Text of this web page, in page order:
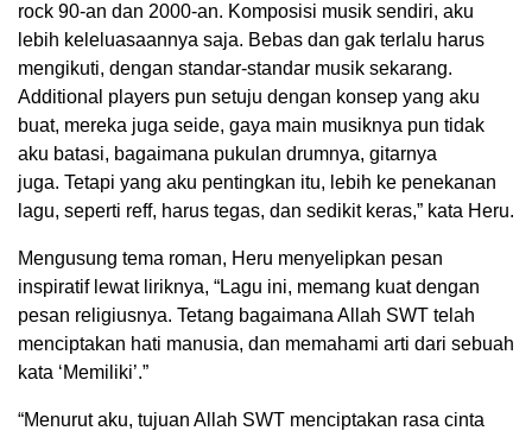
rock 90-an dan 2000-an. Komposisi musik sendiri, aku
lebih keleluasaannya saja. Bebas dan gak terlalu harus
mengikuti, dengan standar-standar musik sekarang.
Additional players pun setuju dengan konsep yang aku
buat, mereka juga seide, gaya main musiknya pun tidak
aku batasi, bagaimana pukulan drumnya, gitarnya
juga. Tetapi yang aku pentingkan itu, lebih ke penekanan
lagu, seperti reff, harus tegas, dan sedikit keras,” kata Heru.
Mengusung tema roman, Heru menyelipkan pesan
inspiratif lewat liriknya, “Lagu ini, memang kuat dengan
pesan religiusnya. Tetang bagaimana Allah SWT telah
menciptakan hati manusia, dan memahami arti dari sebuah
kata ‘Memiliki’.”
“Menurut aku, tujuan Allah SWT menciptakan rasa cinta